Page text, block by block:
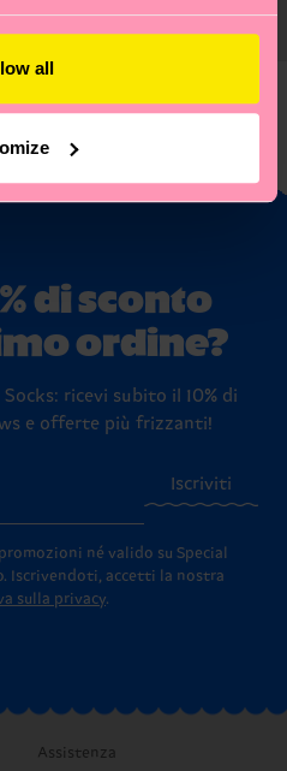
all
tra 3 di 3 prodotti!
di sconto
ordine?
ricevi subito il 10% di
e offerte più frizzanti!
Iscriviti
né valido su Special
Iscrivendoti, accetti la nostra
sulla privacy.
Assistenza